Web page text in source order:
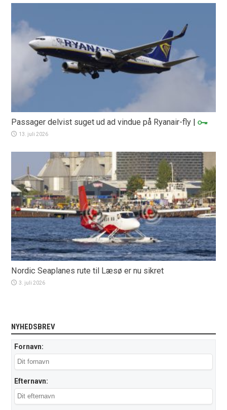
Passager delvist suget ud ad vindue på Ryanair-fly |
13. juli 2026
Nordic Seaplanes rute til Læsø er nu sikret
3. juli 2026
NYHEDSBREV
Fornavn:
Efternavn: